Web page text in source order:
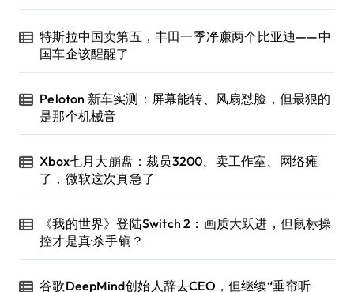
特斯拉中国卖第五，丰田一季净赚两个比亚迪——中
国车企该醒醒了
Peloton 新车实测：屏幕能转、风扇怼脸，但最狠的
是那个机械音
Xbox七月大崩盘：裁员3200、卖工作室、网络瘫
了，微软这次真急了
《我的世界》登陆Switch 2：画质大跃进，但鼠标操
控才是真·杀手锏？
谷歌DeepMind创始人辞去CEO，但继续“垂帘听